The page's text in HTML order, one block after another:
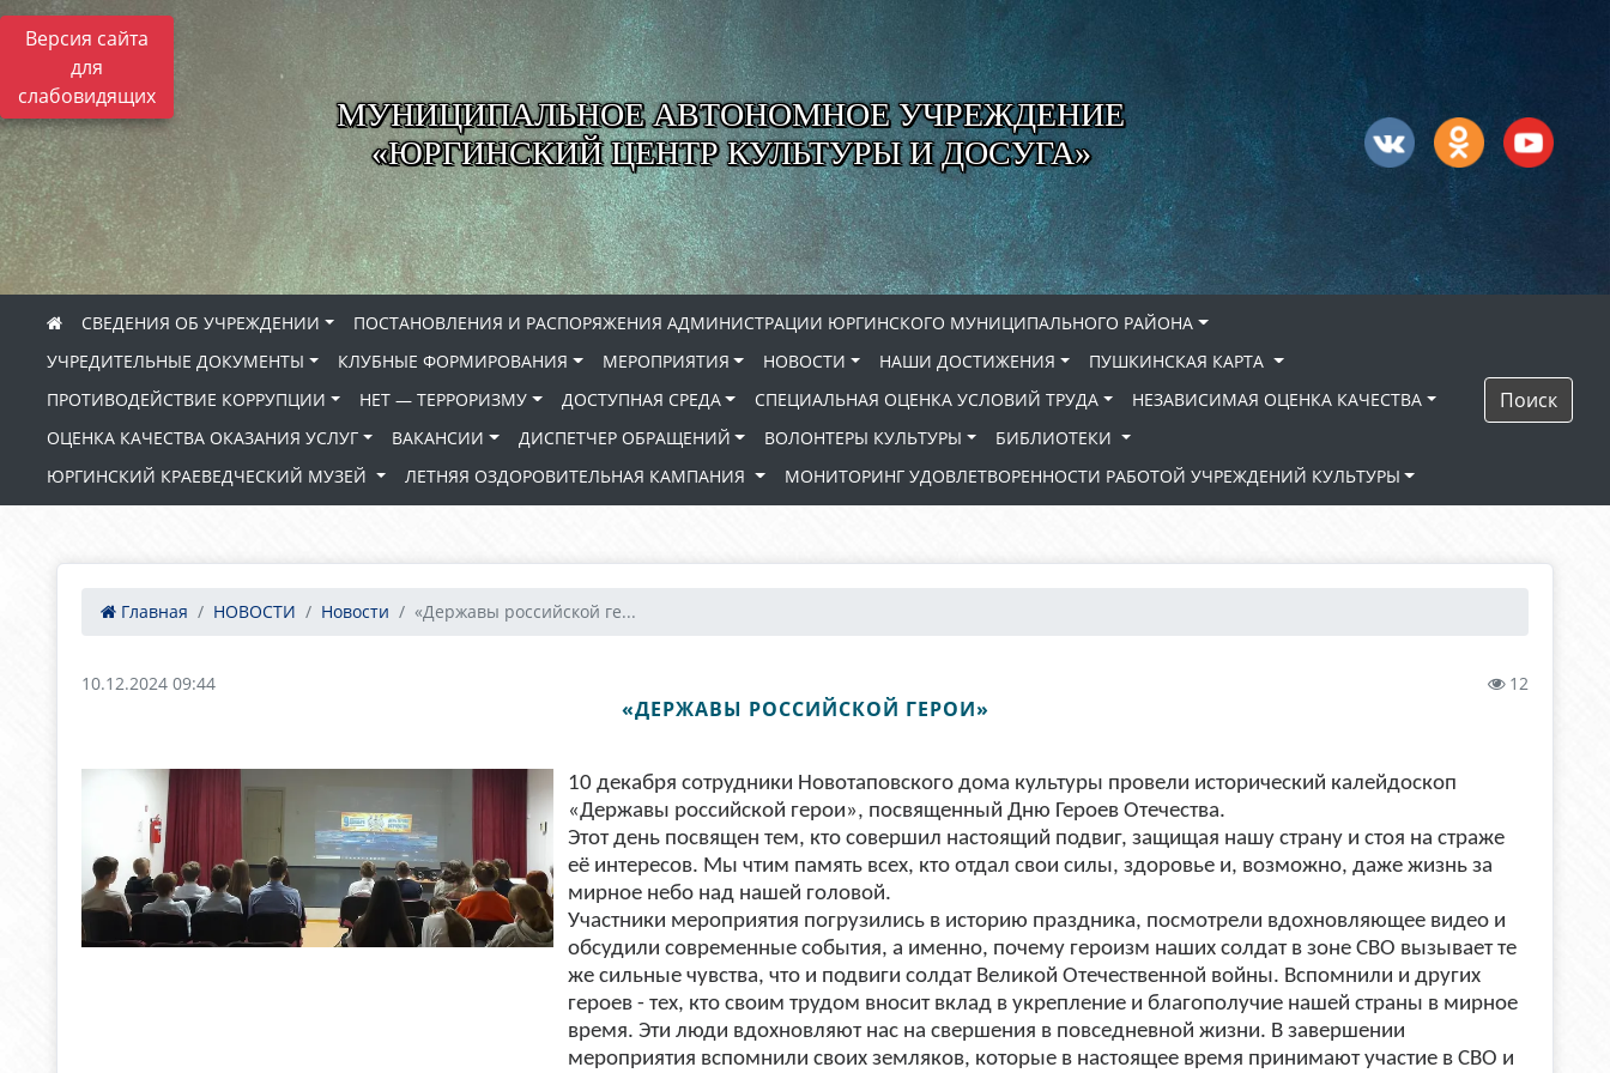
Версия сайта
для
слабовидящих
МУНИЦИПАЛЬНОЕ АВТОНОМНОЕ УЧРЕЖДЕНИЕ
«ЮРГИНСКИЙ ЦЕНТР КУЛЬТУРЫ И ДОСУГА»
СВЕДЕНИЯ ОБ УЧРЕЖДЕНИИ
ПОСТАНОВЛЕНИЯ И РАСПОРЯЖЕНИЯ АДМИНИСТРАЦИИ ЮРГИНСКОГО МУНИЦИПАЛЬНОГО РАЙОНА
УЧРЕДИТЕЛЬНЫЕ ДОКУМЕНТЫ
КЛУБНЫЕ ФОРМИРОВАНИЯ МЕРОПРИЯТИЯ НОВОСТИ НАШИ ДОСТИЖЕНИЯ
ПУШКИНСКАЯ КАРТА
ПРОТИВОДЕЙСТВИЕ КОРРУПЦИИ
НЕТ — ТЕРРОРИЗМУ ДОСТУПНАЯ СРЕДА СПЕЦИАЛЬНАЯ ОЦЕНКА УСЛОВИЙ ТРУДА
НЕЗАВИСИМАЯ ОЦЕНКА КАЧЕСТВА
ОЦЕНКА КАЧЕСТВА ОКАЗАНИЯ УСЛУГ
ВАКАНСИИ ДИСПЕТЧЕР ОБРАЩЕНИЙ ВОЛОНТЕРЫ КУЛЬТУРЫ
БИБЛИОТЕКИ
ЮРГИНСКИЙ КРАЕВЕДЧЕСКИЙ МУЗЕЙ
ЛЕТНЯЯ ОЗДОРОВИТЕЛЬНАЯ КАМПАНИЯ МОНИТОРИНГ УДОВЛЕТВОРЕННОСТИ РАБОТОЙ УЧРЕЖДЕНИЙ КУЛЬТУРЫ
Поиск
Главная НОВОСТИ Новости «Державы российской ге...
10.12.2024 09:44 12
«ДЕРЖАВЫ РОССИЙСКОЙ ГЕРОИ»
10 декабря сотрудники Новотаповского дома культуры провели исторический калейдоскоп
«Державы российской герои», посвященный Дню Героев Отечества.
Этот день посвящен тем, кто совершил настоящий подвиг, защищая нашу страну и стоя на страже
её интересов. Мы чтим память всех, кто отдал свои силы, здоровье и, возможно, даже жизнь за
мирное небо над нашей головой.
Участники мероприятия погрузились в историю праздника, посмотрели вдохновляющее видео и
обсудили современные события, а именно, почему героизм наших солдат в зоне СВО вызывает те
же сильные чувства, что и подвиги солдат Великой Отечественной войны. Вспомнили и других
героев - тех, кто своим трудом вносит вклад в укрепление и благополучие нашей страны в мирное
время. Эти люди вдохновляют нас на свершения в повседневной жизни. В завершении
мероприятия вспомнили своих земляков, которые в настоящее время принимают участие в СВО и